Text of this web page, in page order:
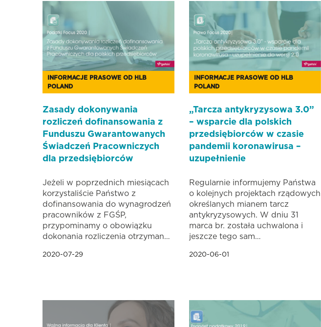
INFORMACJE PRASOWE OD HLB
POLAND
Zasady dokonywania
rozliczeń dofinansowania z
Funduszu Gwarantowanych
Świadczeń Pracowniczych
dla przedsiębiorców
Jeżeli w poprzednich miesiącach
korzystaliście Państwo z
dofinansowania do wynagrodzeń
pracowników z FGŚP,
przypominamy o obowiązku
dokonania rozliczenia otrzyman…
2020-07-29
INFORMACJE PRASOWE OD HLB
POLAND
„Tarcza antykryzysowa 3.0”
– wsparcie dla polskich
przedsiębiorców w czasie
pandemii koronawirusa –
uzupełnienie
Regularnie informujemy Państwa
o kolejnych projektach rządowych
określanych mianem tarcz
antykryzysowych. W dniu 31
marca br. została uchwalona i
jeszcze tego sam…
2020-06-01